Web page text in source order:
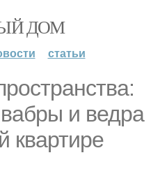
ДОМ
статьи
и ведра
квартире